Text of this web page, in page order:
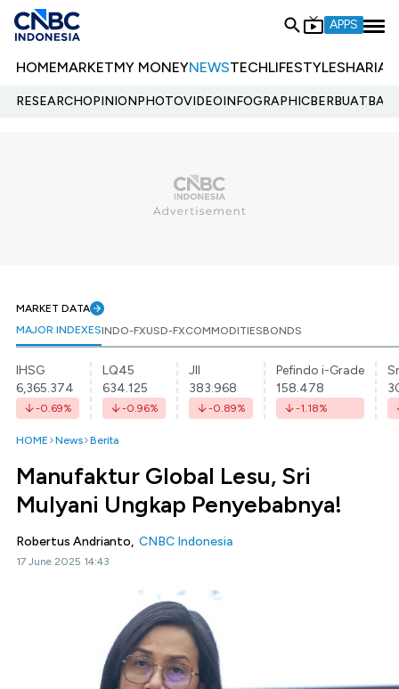
APPS
HOMEMARKETMY MONEYNEWSTECHLIFESTYLESHARIA
RESEARCHOPINIONPHOTOVIDEOINFOGRAPHIC
MARKET DATA
MAJOR INDEXESINDO-FXUSD-FXCOMMODITIESBONDS
IHSG
6,365.374
-0.69%
LQ45
634.125
-0.96%
JII
383.968
-0.89%
Pefindo i-Grade
158.478
-1.18%
HOME News Berita
Manufaktur Global Lesu, Sri
Mulyani Ungkap Penyebabnya!
Robertus Andrianto, CNBC Indonesia
17 June 2025 14:43